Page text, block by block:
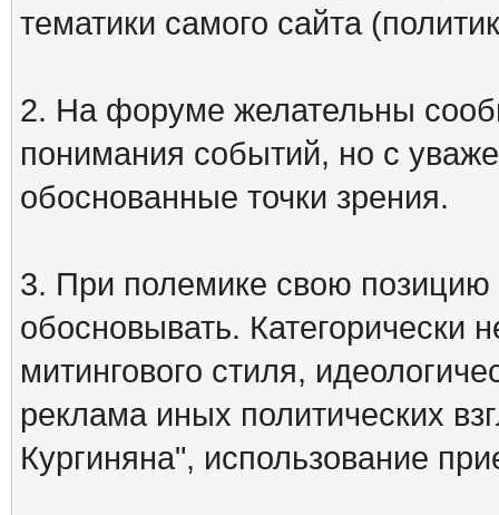
тематики самого сайта
2. На форуме желательны
понимания событий, но с
обоснованные точки зрения.
3. При полемике свою
обосновывать. Категорически
митингового стиля,
реклама иных политических
Кургиняна", использование